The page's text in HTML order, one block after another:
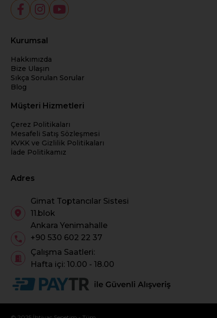
Kurumsal
Hakkımızda
Bize Ulaşın
Sıkça Sorulan Sorular
Blog
Müşteri Hizmetleri
Çerez Politikaları
Mesafeli Satış Sözleşmesi
KVKK ve Gizlilik Politikaları
İade Politikamız
Adres
Gimat Toptancılar Sistesi
11.blok
Ankara Yenimahalle
+90 530 602 22 37
Çalışma Saatleri:
Hafta içi: 10.00 - 18.00